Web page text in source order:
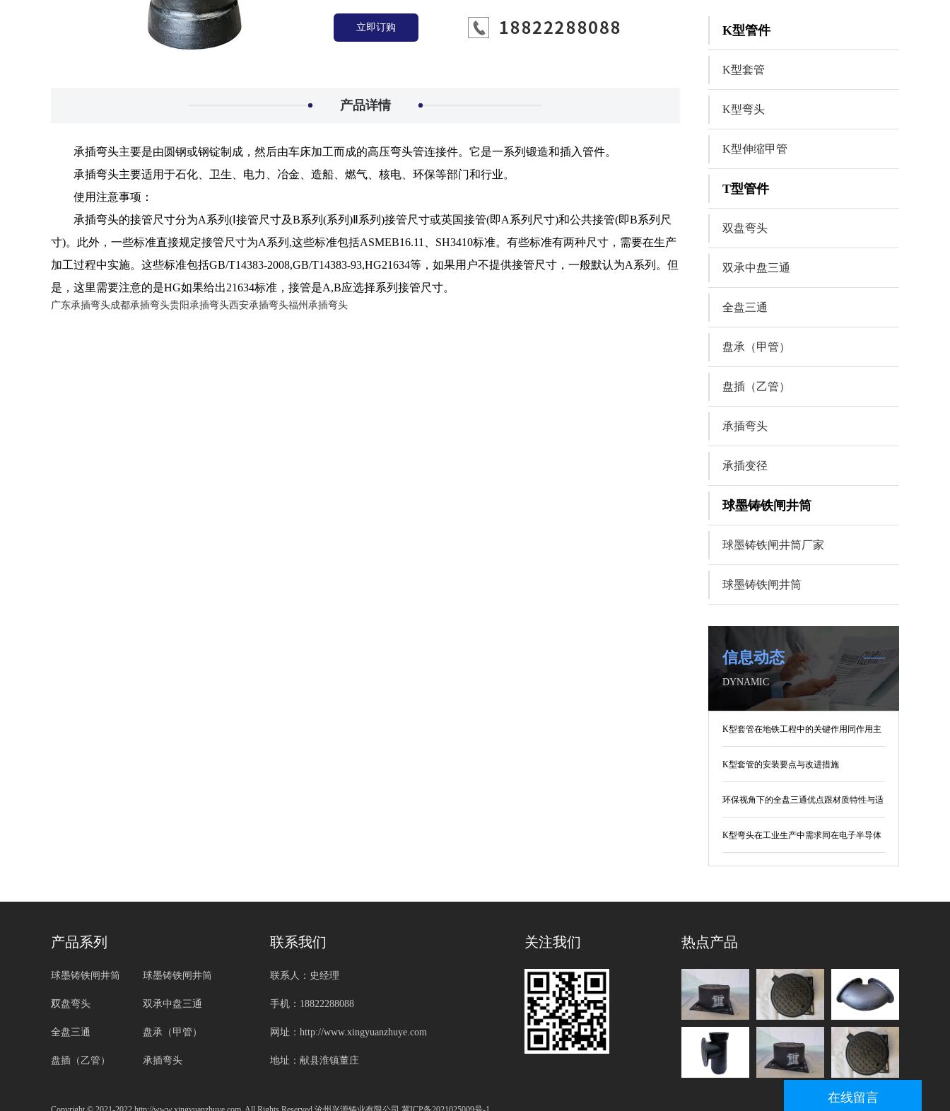
在线留言
立即订购
产品详情
承插弯头主要是由圆钢或钢锭制成，然后由车床加工而成的高压弯头管连接件。它是一系列锻造和插入管件。
承插弯头主要适用于石化、卫生、电力、冶金、造船、燃气、核电、环保等部门和行业。
使用注意事项：
承插弯头的接管尺寸分为A系列(Ⅰ接管尺寸及B系列(系列)Ⅱ系列)接管尺寸或英国接管(即A系列尺寸)和公共接管(即B系列尺
寸)。此外，一些标准直接规定接管尺寸为A系列,这些标准包括ASMEB16.11、SH3410标准。有些标准有两种尺寸，需要在生产
加工过程中实施。这些标准包括GB/T14383-2008,GB/T14383-93,HG21634等，如果用户不提供接管尺寸，一般默认为A系列。但
是，这里需要注意的是HG如果给出21634标准，接管是A,B应选择系列接管尺寸。
广东承插弯头成都承插弯头贵阳承插弯头西安承插弯头福州承插弯头
K型管件
K型套管
K型弯头
K型伸缩甲管
T型管件
双盘弯头
双承中盘三通
全盘三通
盘承（甲管）
盘插（乙管）
承插弯头
承插变径
球墨铸铁闸井筒
球墨铸铁闸井筒厂家
球墨铸铁闸井筒
信息动态
DYNAMIC
K型套管在地铁工程中的关键作用同作用主
K型套管的安装要点与改进措施
环保视角下的全盘三通优点跟材质特性与适
K型弯头在工业生产中需求同在电子半导体
产品系列
球墨铸铁闸井筒
厂
球墨铸铁闸井筒
双盘弯头 双承中盘三通
全盘三通 盘承（甲管）
盘插（乙管） 承插弯头
联系我们
联系人：史经理
手机：18822288088
网址：http://www.xingyuanzhuye.com
地址：献县淮镇董庄
关注我们 热点产品